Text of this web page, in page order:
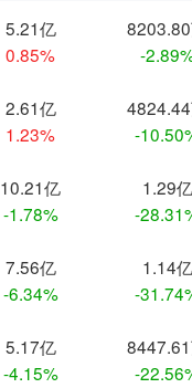
5.21亿
0.85%
-
2.61亿
1.23%
-
10.21亿
-1.78%
1.29亿
-
7.56亿
-6.34%
1.14亿
-
5.17亿
-4.15%
-